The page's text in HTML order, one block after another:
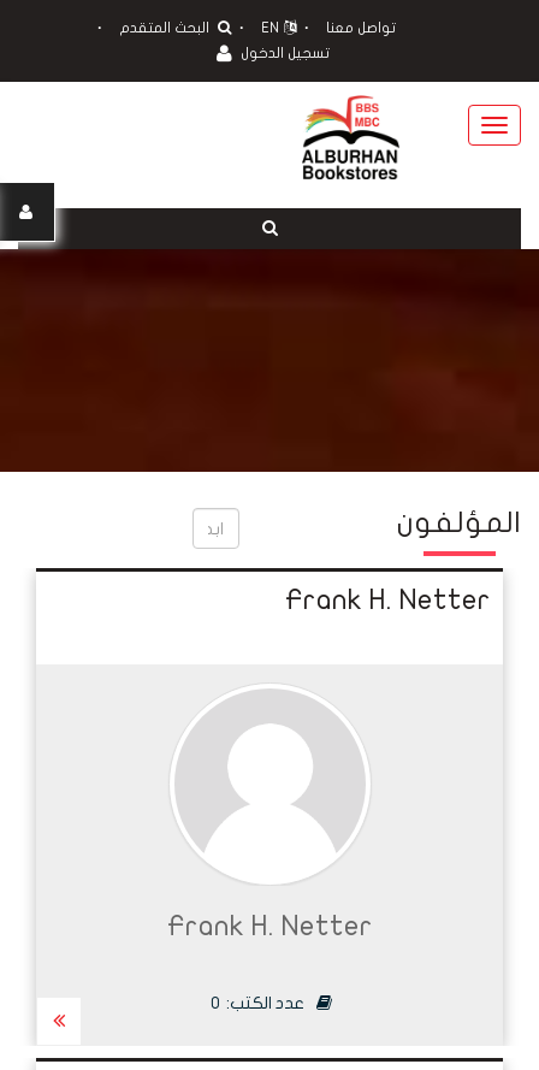
تواصل معنا EN
البحث المتقدم
تسجيل الدخول
Toggle
navigation
المؤلفون
Frank H. Netter
Frank H. Netter
عدد الكتب: 0